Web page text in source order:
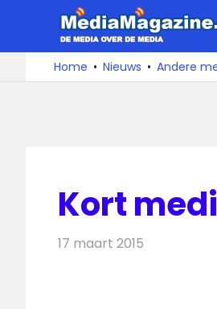
de
De
media
over
Home Nieuws Andere
Kort
17 maart 2015